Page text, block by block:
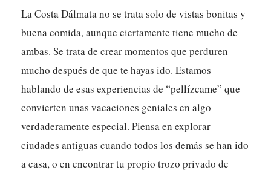
La Costa Dálmata no se trata solo de vistas bonitas y
buena comida, aunque ciertamente tiene mucho de
ambas. Se trata de crear momentos que perduren
mucho después de que te hayas ido. Estamos
hablando de esas experiencias de “pellízcame” que
convierten unas vacaciones geniales en algo
verdaderamente especial. Piensa en explorar
ciudades antiguas cuando todos los demás se han ido
a casa, o en encontrar tu propio trozo privado de